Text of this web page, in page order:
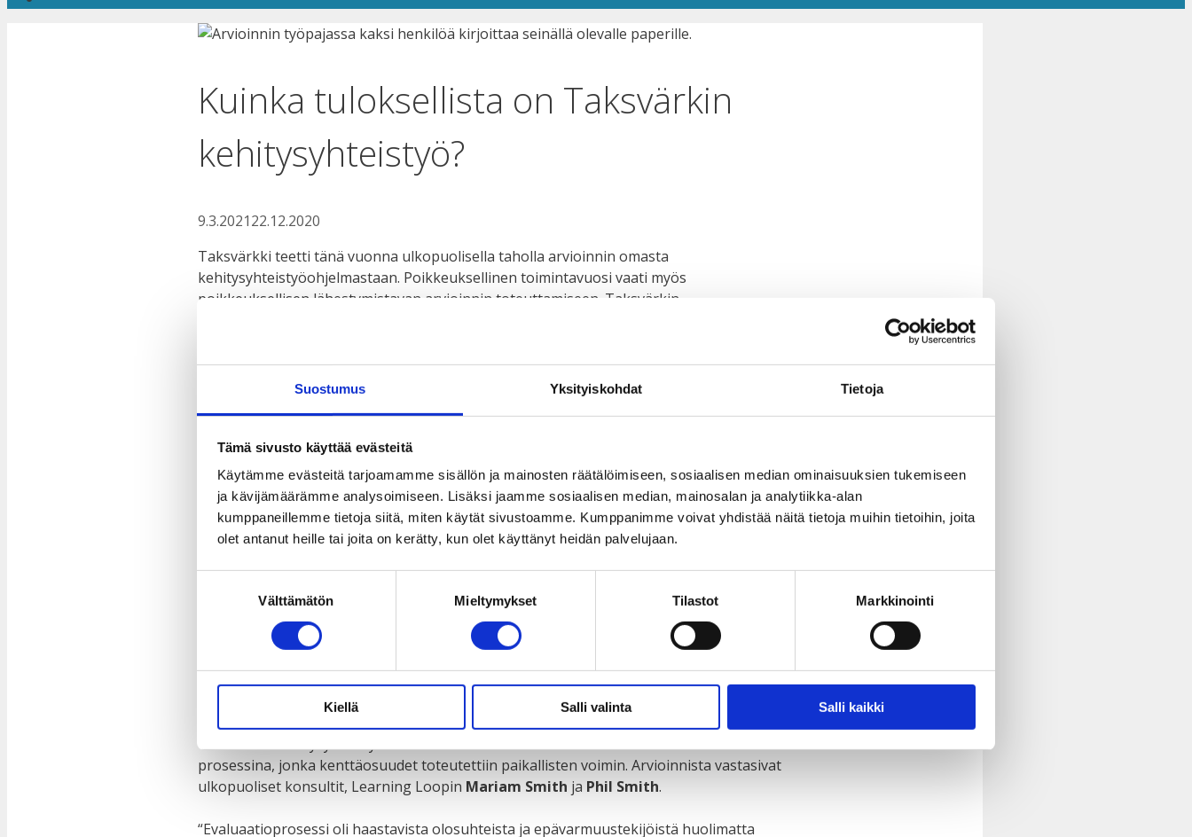
Suostumus Yksityiskohdat Tietoja
Tämä sivusto käyttää evästeitä
Käytämme evästeitä tarjoamamme sisällön ja mainosten räätälöimiseen, sosiaalisen median ominaisuuksien tukemiseen
ja kävijämäärämme analysoimiseen. Lisäksi jaamme sosiaalisen median, mainosalan ja analytiikka-alan
kumppaneillemme tietoja siitä, miten käytät sivustoamme. Kumppanimme voivat yhdistää näitä tietoja muihin tietoihin, joita
olet antanut heille tai joita on kerätty, kun olet käyttänyt heidän palvelujaan.
Välttämätön Mieltymykset Tilastot Markkinointi
Kiellä Salli valinta Salli kaikki
Kuinka tuloksellista on Taksvärkin
kehitysyhteistyö?
9.3.202122.12.2020
Taksvärkki teetti tänä vuonna ulkopuolisella taholla arvioinnin omasta
kehitysyhteistyöohjelmastaan. Poikkeuksellinen toimintavuosi vaati myös
poikkeuksellisen lähestymistavan arvioinnin toteuttamiseen. Taksvärkin
Tarkastelun kohteena oli koko Taksvärkin kehitysyhteistyöohjelma, erityisesti
sosiaalisen osallisuuden näkökulmasta. Tarkemmin perehdyttiin Malawin ja Sambian
Arvioinnissa painotettiin tulosten käytettävyyttä työn sisältöjen ja työtapojen
kehittämiseen, erityisesti tulevien vuosien suunnittelussa. Lisäksi korostettiin
paikallisten sidosryhmien osallistamista ohjelmassa aikaan saadun muutoksen
analysoinnissa.
Korona muutti suunnitelmat
Kehitysyhteistyön arviointi oli alun perin tarkoitus järjestää perinteisellä tavalla paikan
tavata eri toimijoita, nuoria ja aikuisia. Suunnitelma kuitenkin muuttui covid-19-
Taksvärkin kehitysyhteistyön arviointi toteutui ensimmäistä kertaa etäfasilitoituna
prosessina, jonka kenttäosuudet toteutettiin paikallisten voimin. Arvioinnista vastasivat
ulkopuoliset konsultit, Learning Loopin Mariam Smith ja Phil Smith.
“Evaluaatioprosessi oli haastavista olosuhteista ja epävarmuustekijöistä huolimatta